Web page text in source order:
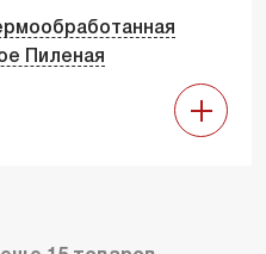
Пиленая